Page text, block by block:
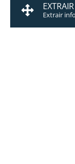
EXTRAIR
Extrair